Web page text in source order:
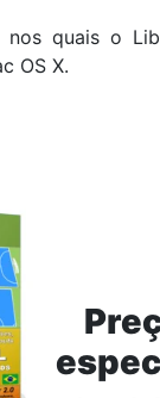
nos quais o
OS X.